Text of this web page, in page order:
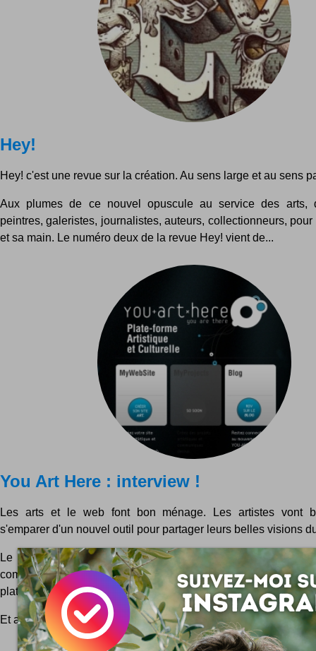
Hey!
Hey! c'est une revue sur la création. Au sens large et au sens
Aux plumes de ce nouvel opuscule au service des arts,
peintres, galeristes, journalistes, auteurs, collectionneurs, pour
et sa main. Le numéro deux de la revue Hey! vient de...
You Art Here : interview !
Les arts et le web font bon ménage. Les artistes vont
s'emparer d'un nouvel outil pour partager leurs belles visions
Le projet You Art Here est bigrement formulé comme un
comment définir ce que ce sera en quelques mots ? You
plate-forme artistique et culturelle qui proposera différents...
Et aussi, en parlant deArts ...